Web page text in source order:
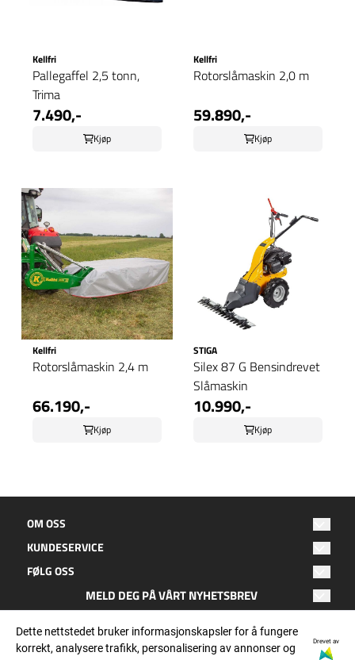
Kellfri
Pallegaffel 2,5 tonn,
Trima
7.490,-
Kjøp
Kellfri
Rotorslåmaskin 2,0 m
59.890,-
Kjøp
Kellfri
Rotorslåmaskin 2,4 m
66.190,-
Kjøp
STIGA
Silex 87 G Bensindrevet
Slåmaskin
10.990,-
Kjøp
OM OSS
Oktan Fritid
Hagebyen 2
8050 Tverlandet
Bodø
Epost: post@oktanfritid.no
KUNDESERVICE
Salgsbetingelser
Kontakt oss
Personvern
FØLG OSS
Instagram
MELD DEG PÅ VÅRT NYHETSBREV
E-post
Dette nettstedet bruker informasjonskapsler for å fungere
korrekt, analysere trafikk, personalisering av annonser og
Drevet av